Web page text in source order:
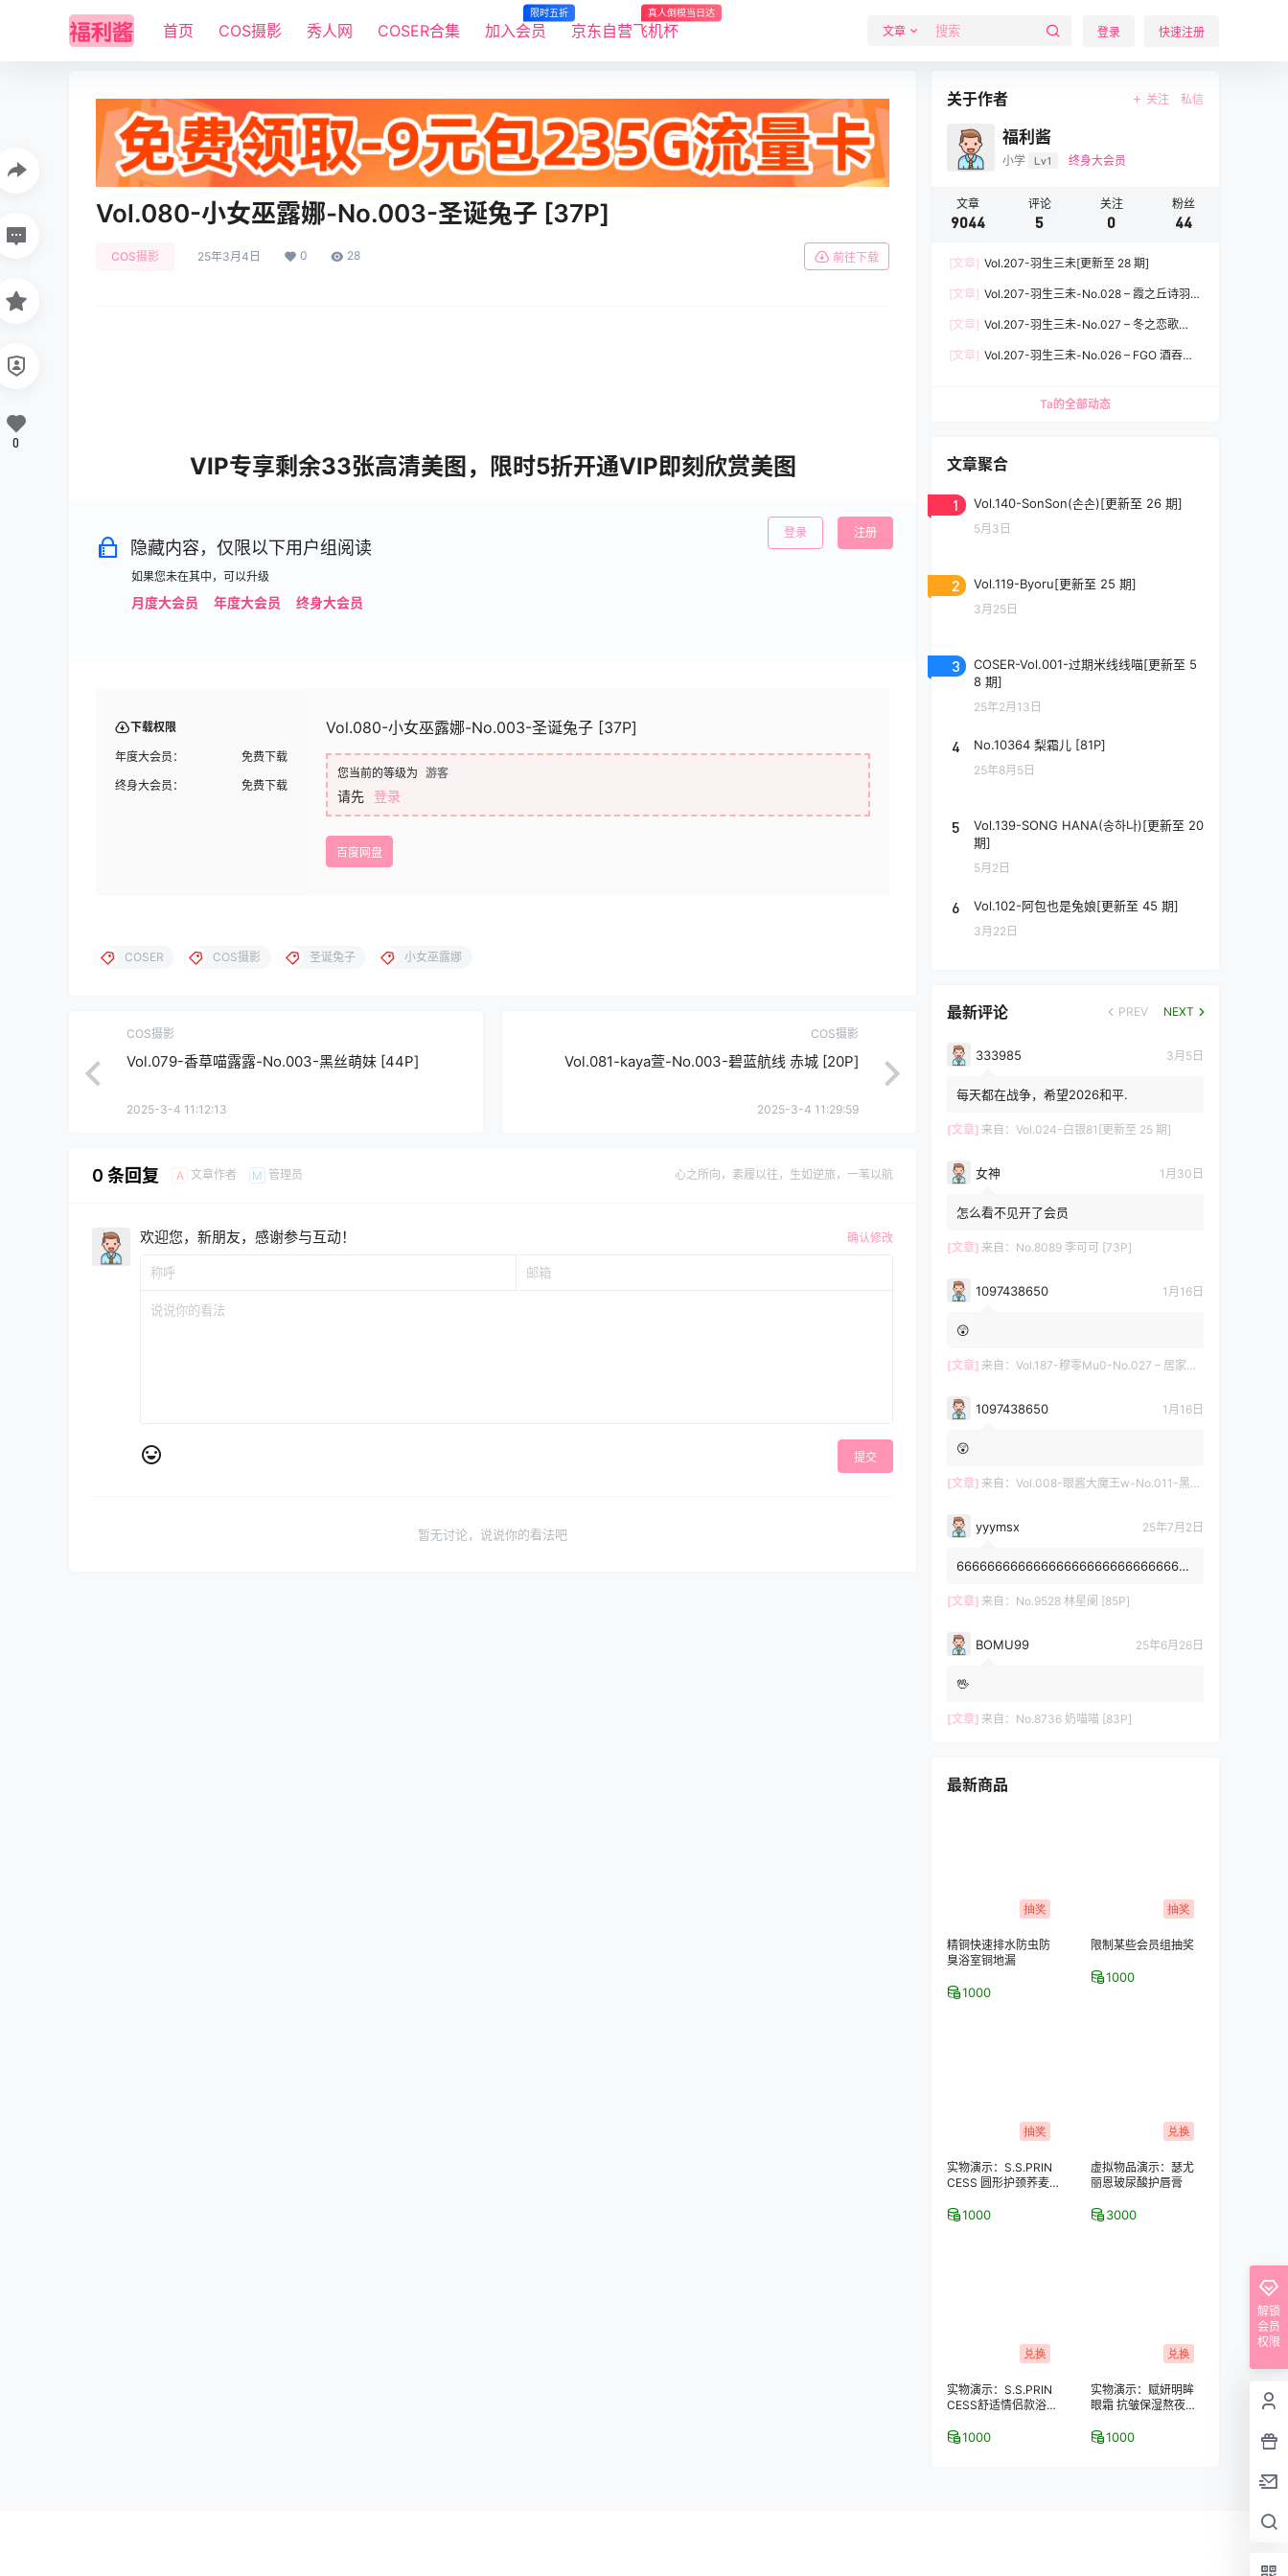
首页 COS摄影 秀人网 COSER合集 加入会员
限时五折
京东自营飞机杯
真人倒模当日达
文章 登录 快速注册
Vol.080-小女巫露娜-No.003-圣诞兔子 [37P]
COS摄影 25年3月4日 0 28 前往下载
VIP专享剩余33张高清美图，限时5折开通VIP即刻欣赏美图
隐藏内容，仅限以下用户组阅读
如果您未在其中，可以升级
月度大会员 年度大会员 终身大会员
登录 注册
下载权限
年度大会员：
免费下载
终身大会员：
免费下载
Vol.080-小女巫露娜-No.003-圣诞兔子 [37P]
您当前的等级为 游客
请先 登录
百度网盘
0
COSER COS摄影 圣诞兔子 小女巫露娜
COS摄影
Vol.079-香草喵露露-No.003-黑丝萌妹 [44P]
2025-3-4 11:12:13
COS摄影
Vol.081-kaya萱-No.003-碧蓝航线 赤城 [20P]
2025-3-4 11:29:59
0 条回复 A 文章作者 M 管理员 心之所向，素履以往，生如逆旅，一苇以航
欢迎您，新朋友，感谢参与互动！ 确认修改
提交
暂无讨论，说说你的看法吧
关于作者 关注 私信
福利酱
小学 Lv1 终身大会员
文章
9044
评论
5
关注
0
粉丝
44
[文章] Vol.207-羽生三未[更新至 28 期]
[文章] Vol.207-羽生三未-No.028 – 霞之丘诗羽兔
[文章] Vol.207-羽生三未-No.027 – 冬之恋歌
[文章] Vol.207-羽生三未-No.026 – FGO 酒吞童
Ta的全部动态
文章聚合
1 Vol.140-SonSon(손손)[更新至 26 期]
5月3日
2 Vol.119-Byoru[更新至 25 期]
3月25日
3
COSER-Vol.001-过期米线线喵[更新至 5
8 期]
25年2月13日
4 No.10364 梨霜儿 [81P]
25年8月5日
5
Vol.139-SONG HANA(송하나)[更新至 20
期]
5月2日
6 Vol.102-阿包也是兔娘[更新至 45 期]
3月22日
最新评论 PREV NEXT
333985 3月5日
每天都在战争，希望2026和平.
[文章] 来自： Vol.024-白银81[更新至 25 期]
女神 1月30日
怎么看不见开了会员
[文章] 来自： No.8089 李可可 [73P]
1097438650 1月16日
😲
[文章] 来自： Vol.187-穆零Mu0-No.027 – 居家自拍 [12P]
1097438650 1月16日
😲
[文章] 来自： Vol.008-眼酱大魔王w-No.011-黑护士 [20P]
yyymsx 25年7月2日
6666666666666666666666666666666
[文章] 来自： No.9528 林星阑 [85P]
BOMU99 25年6月26日
🖖
[文章] 来自： No.8736 奶喵喵 [83P]
最新商品
抽奖
精铜快速排水防虫防
臭浴室铜地漏
1000
抽奖
限制某些会员组抽奖
1000
抽奖
实物演示：S.S.PRIN
CESS 圆形护颈荞麦
1000
兑换
虚拟物品演示：瑟尤
丽恩玻尿酸护唇膏
3000
兑换
实物演示：S.S.PRIN
CESS舒适情侣款浴室
1000
兑换
实物演示：赋妍明眸
眼霜 抗皱保湿熬夜去
1000
解锁
会员
权限